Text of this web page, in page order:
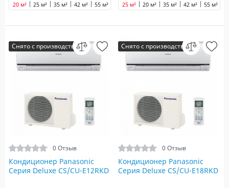
20 м² 25 м² 35 м² 42 м² 55 м² 70 м² 90 м²20 м²
25 м² 35 м² 42 м² 55 м²
Снято с производства
0 Отзыв
Кондиционер Panasonic
Серия Deluxe CS/CU-E12RKD
Снято с производства
0 Отзыв
Кондиционер Panasonic
Серия Deluxe CS/CU-E18RKD